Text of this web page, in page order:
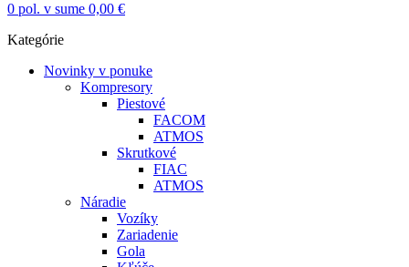
0 pol. v sume 0,00 €
Kategórie
Novinky v ponuke
Kompresory
Piestové
FACOM
ATMOS
Skrutkové
FIAC
ATMOS
Náradie
Vozíky
Zariadenie
Gola